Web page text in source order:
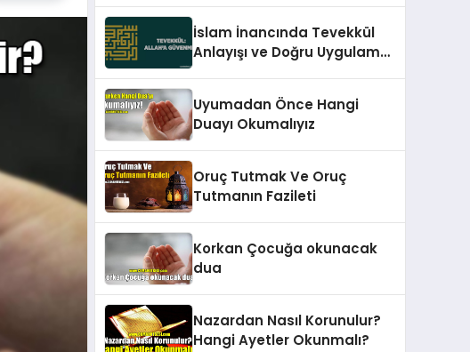
İslam İnancında Tevekkül
Anlayışı ve Doğru Uygulama
Uyumadan Önce Hangi
Duayı Okumalıyız
Oruç Tutmak Ve Oruç
Tutmanın Fazileti
Korkan Çocuğa okunacak
dua
Nazardan Nasıl Korunulur?
Hangi Ayetler Okunmalı?